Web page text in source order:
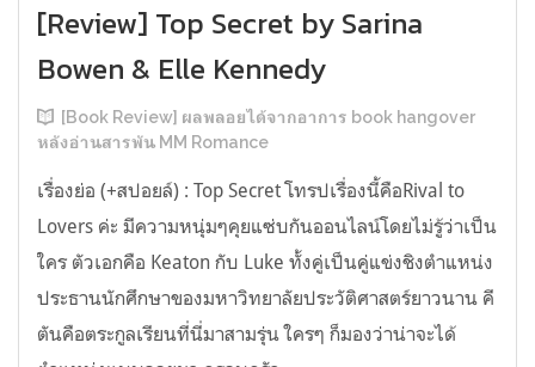
[Review] Top Secret by Sarina
Bowen & Elle Kennedy
[Book Review] ผลพลอยได้จากอาการ book hangover
หลังอ่านสารพัน MM Romance
เรื่องย่อ (+สปอยล์) : Top Secret โทรปเรื่องนี้คือRival to
Lovers ค่ะ มีความหนุ่มๆคุยแซ่บกันออนไลน์โดยไม่รู้ว่าเป็น
ใคร ตัวเอกคือ Keaton กับ Luke ทั้งคู่เป็นคู่แข่งชิงตำแหน่ง
ประธานนักศึกษาของมหาวิทยาลัยประวัติศาสตร์ยาวนาน คี
ตันคือตระกูลเรียนที่นี่มาสามรุ่น ใครๆ ก็มองว่าน่าจะได้